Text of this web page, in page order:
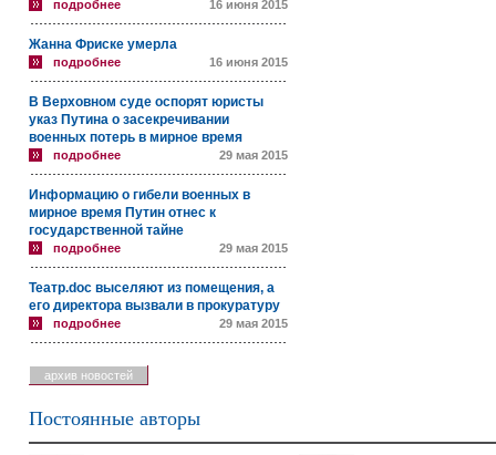
подробнее 16 июня 2015
Жанна Фриске умерла
подробнее 16 июня 2015
В Верховном суде оспорят юристы
указ Путина о засекречивании
военных потерь в мирное время
подробнее 29 мая 2015
Информацию о гибели военных в
мирное время Путин отнес к
государственной тайне
подробнее 29 мая 2015
Театр.doc выселяют из помещения, а
его директора вызвали в прокуратуру
подробнее 29 мая 2015
архив новостей
Постоянные авторы